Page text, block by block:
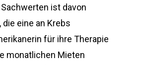
Sachwerten ist davon
eine an Krebs
für ihre Therapie
monatlichen Mieten